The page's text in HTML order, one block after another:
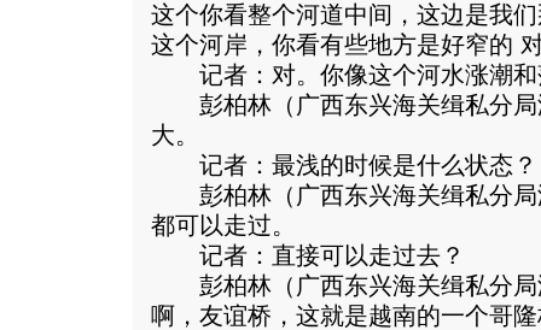
这个你看整个河道中间，这边是我
这个河岸，你看有些地方是好窄的
记者：对。你像这个河水涨潮和
彭柏林（广西东兴海关缉私分局
大。
记者：最浅的时候是什么状态？
彭柏林（广西东兴海关缉私分局
都可以走过。
记者：直接可以走过去？
彭柏林（广西东兴海关缉私分局
啊，友谊桥，这就是越南的一个哥